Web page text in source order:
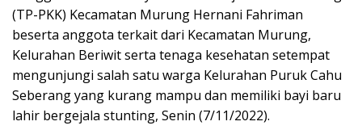
(TP-PKK) Kecamatan Murung Hernani Fahriman
beserta anggota terkait dari Kecamatan Murung,
Kelurahan Beriwit serta tenaga kesehatan setempat
mengunjungi salah satu warga Kelurahan Puruk Cahu
Seberang yang kurang mampu dan memiliki bayi baru
lahir bergejala stunting, Senin (7/11/2022).